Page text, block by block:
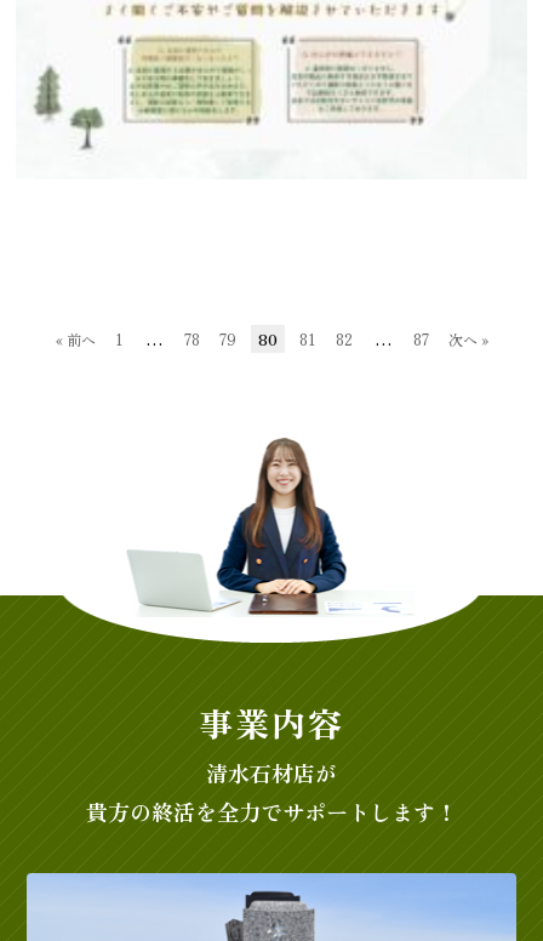
« 前へ 1 … 78 79 80 81 82 … 87 次へ »
事業内容
清水石材店が
貴方の終活を全力でサポートします！